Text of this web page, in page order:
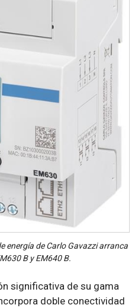
energía de Carlo Gavazzi arranca
B y EM640 B.
significativa de su gama
doble conectividad